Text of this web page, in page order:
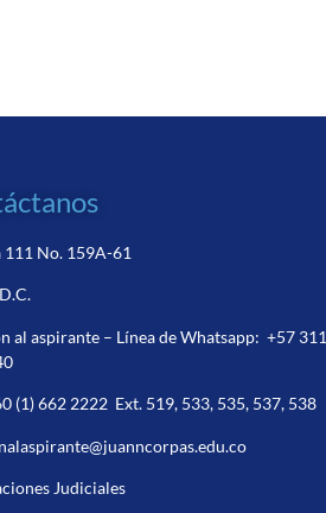
No. 159A-61
al aspirante – Línea de Whatsapp:+57 311
(1) 662 2222 Ext. 519, 533, 535, 537, 538
Judiciales